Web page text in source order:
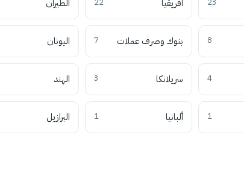
افريقيا الطيران
8 بنوك وصرف عملات 7 اليونان
4 سريلانكا 3 الهند
1 ألبانيا 1 البرازيل